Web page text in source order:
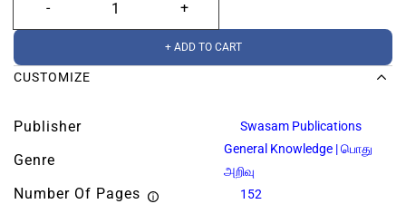
+ ADD TO CART
CUSTOMIZE
Publisher Swasam Publications
Genre
General Knowledge | பொது
அறிவு
Number Of Pages 152